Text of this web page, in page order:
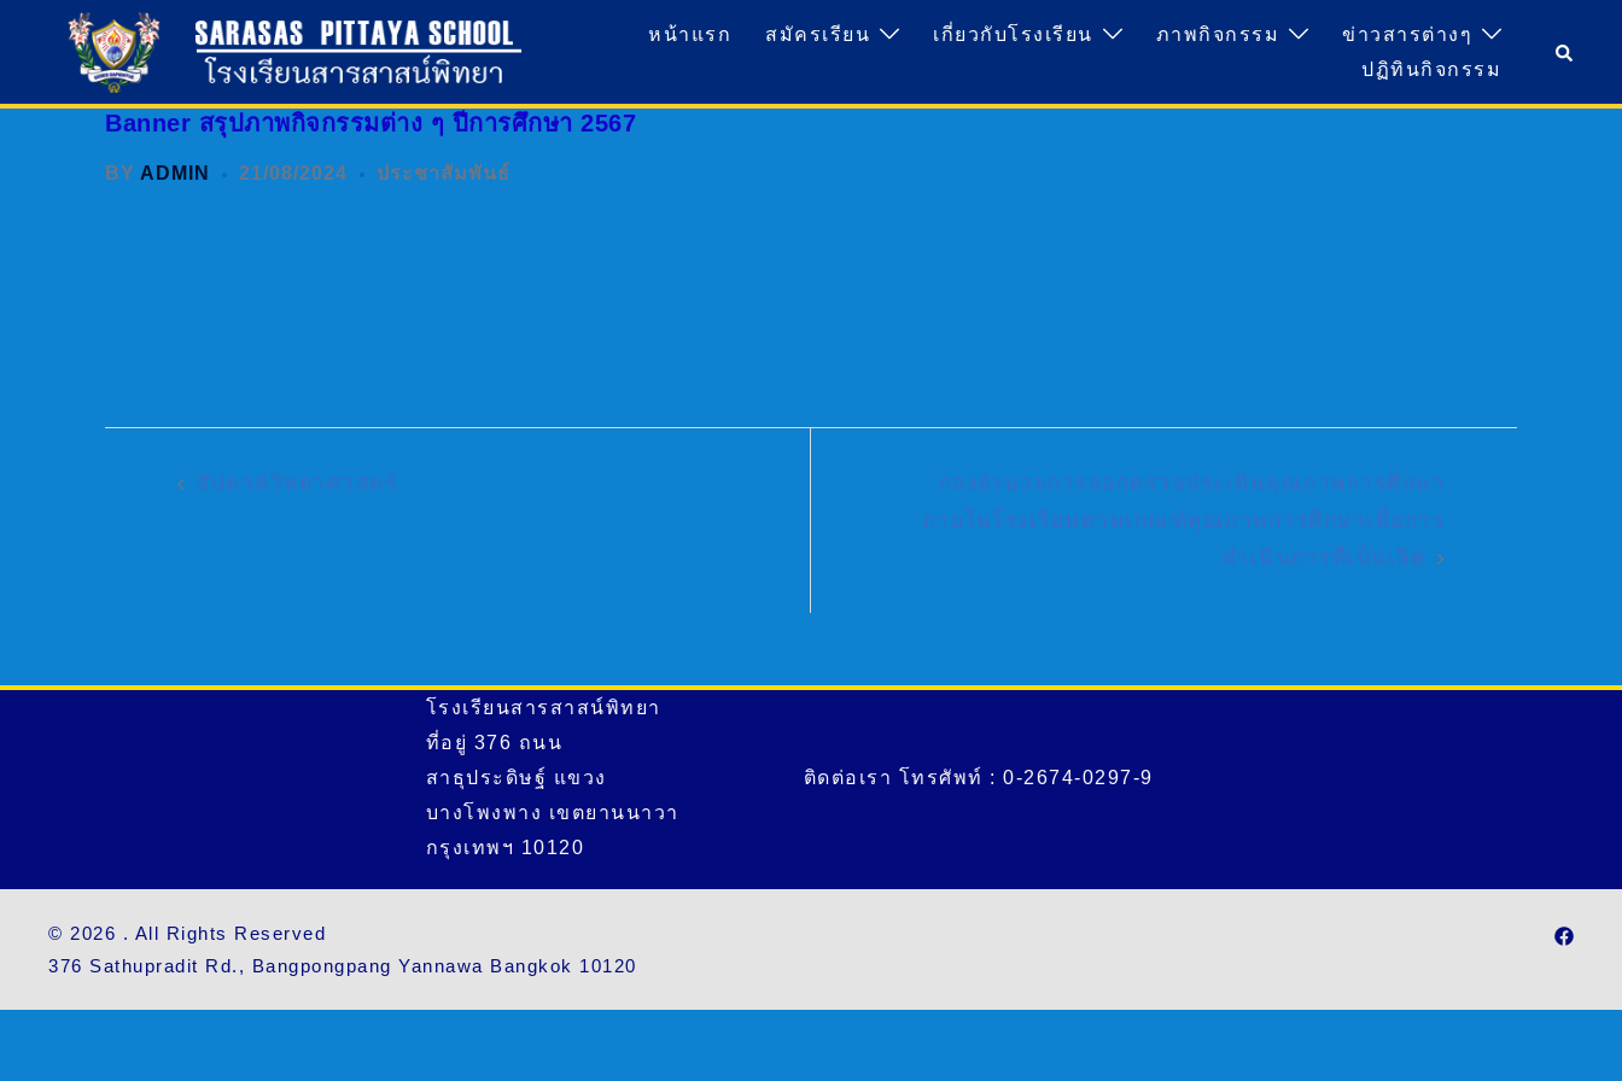
หน้าแรก สมัครเรียน เกี่ยวกับโรงเรียน ภาพกิจกรรม
ข่าวสารต่างๆ
ปฏิทินกิจกรรม
Banner สรุปภาพกิจกรรมต่าง ๆ ปีการศึกษา 2567
BY ADMIN 21/08/2024 ประชาสัมพันธ์
Post
สัปดาห์วิทยาศาสตร์
กองอำนวยการออกตรวจประเมินคุณภาพการศึกษา
ภายในโรงเรียนตามเกณฑ์คุณภาพการศึกษาเพื่อการ
ดำเนินการที่เป็นเลิศ
โรงเรียนสารสาสน์พิทยา
ที่อยู่ 376 ถนน
สาธุประดิษฐ์ แขวง
บางโพงพาง เขตยานนาวา
กรุงเทพฯ 10120
ติดต่อเรา โทรศัพท์ : 0-2674-0297-9
© 2026 . All Rights Reserved
376 Sathupradit Rd., Bangpongpang Yannawa Bangkok 10120